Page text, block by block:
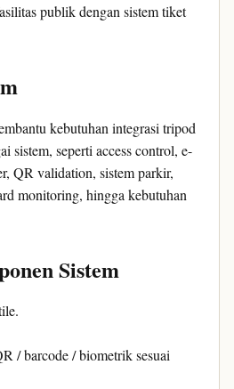
publik dengan sistem tiket
kebutuhan integrasi tripod
sistem, seperti access control, e-
QR validation, sistem parkir,
monitoring, hingga kebutuhan
Sistem
/ barcode / biometrik sesuai